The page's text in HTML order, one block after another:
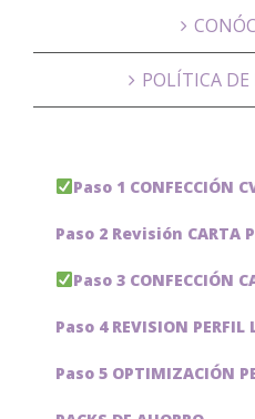
POLÍTICA
Paso 1 CONFECCIÓN
Paso 2 Revisión CARTA
Paso 3 CONFECCIÓN
Paso 4 REVISION
Paso 5 OPTIMIZACIÓN